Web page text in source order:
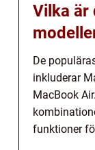
Vilka är
De
inkluderar
MacBook
funktioner